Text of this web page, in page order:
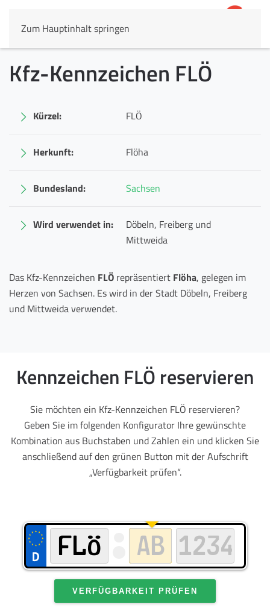
Zum Hauptinhalt springen
Kfz-Kennzeichen FLÖ
Kürzel: FLÖ
Herkunft: Flöha
Bundesland: Sachsen
Wird verwendet in:
Döbeln, Freiberg und
Mittweida
Das Kfz-Kennzeichen FLÖ repräsentiert Flöha, gelegen im
Herzen von Sachsen. Es wird in der Stadt Döbeln, Freiberg
und Mittweida verwendet.
Kennzeichen FLÖ reservieren
Sie möchten ein Kfz-Kennzeichen FLÖ reservieren?
Geben Sie im folgenden Konfigurator Ihre gewünschte
Kombination aus Buchstaben und Zahlen ein und klicken Sie
anschließend auf den grünen Button mit der Aufschrift
„Verfügbarkeit prüfen“.
VERFÜGBARKEIT PRÜFEN